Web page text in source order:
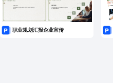
职业规划汇报企业宣传